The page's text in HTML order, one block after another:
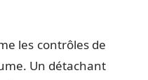
les contrôles de
Un détachant